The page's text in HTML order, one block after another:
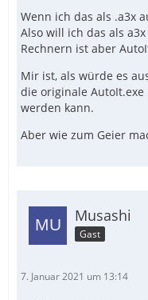
Wenn ich das als .a3x
Also will ich das als
Rechnern ist aber
Mir ist, als würde es
die originale
werden kann.
Aber wie zum Geier
Musashi
Gast
7. Januar 2021 um 13:14